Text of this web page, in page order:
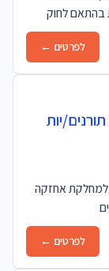
בהתאם לחוק
לפרטים ←
יות
למחלקת אחזקה
לפרטים ←